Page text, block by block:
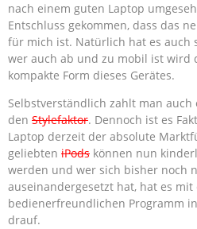
nach einem guten Laptop
Entschluss gekommen, dass das
für mich ist. Natürlich hat es auch
wer auch ab und zu mobil ist wird
kompakte Form dieses Gerätes.
Selbstverständlich zahlt man
den Stylefaktor. Dennoch ist es
Laptop derzeit der absolute
geliebten iPods können nun
werden und wer sich bisher noch
auseinandergesetzt hat, hat es mit
bedienerfreundlichen Programm
drauf.